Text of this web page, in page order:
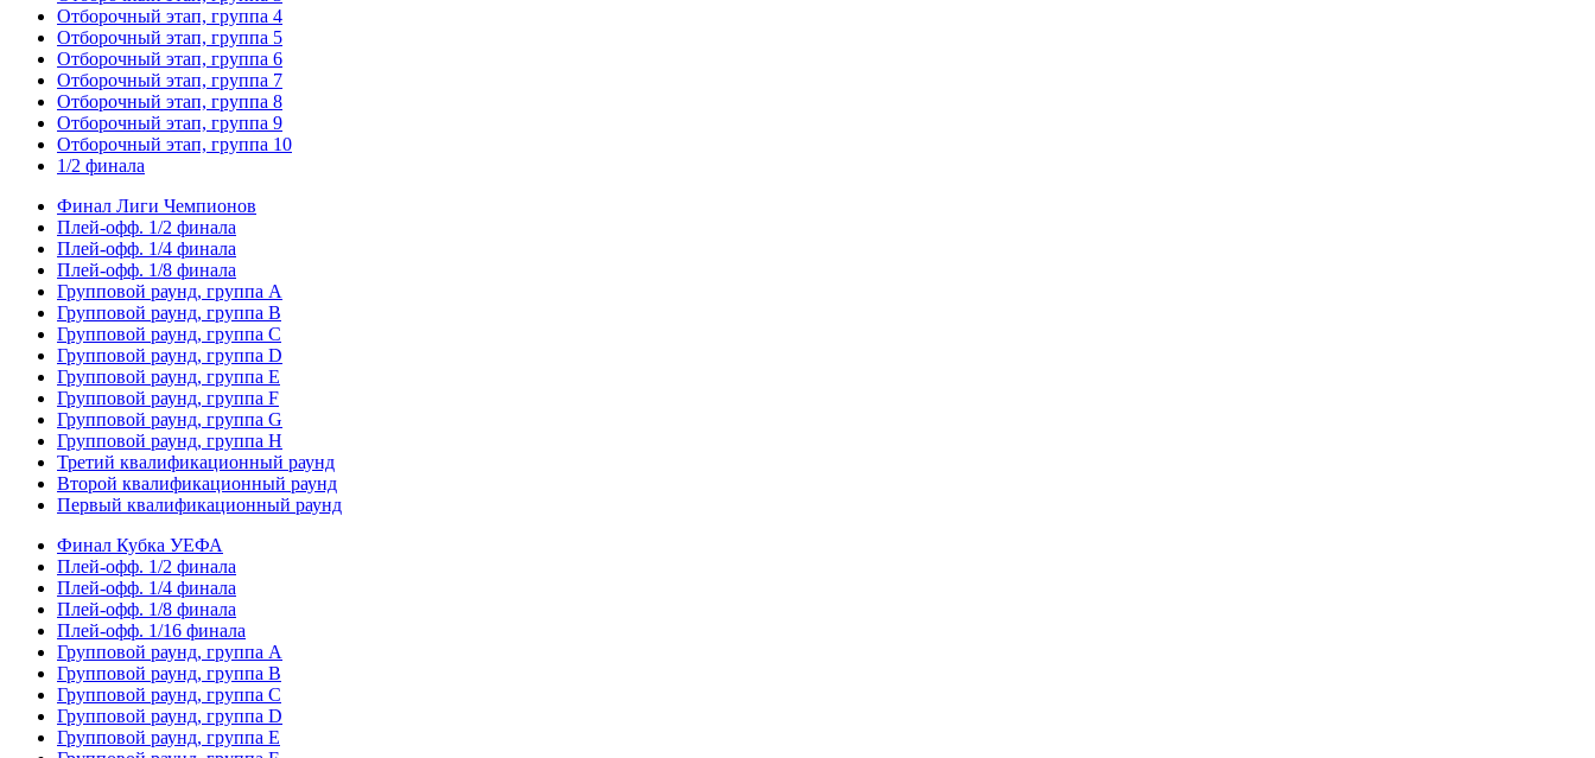
Отборочный этап, группа 4
Отборочный этап, группа 5
Отборочный этап, группа 6
Отборочный этап, группа 7
Отборочный этап, группа 8
Отборочный этап, группа 9
Отборочный этап, группа 10
1/2 финала
Финал Лиги Чемпионов
Плей-офф. 1/2 финала
Плей-офф. 1/4 финала
Плей-офф. 1/8 финала
Групповой раунд, группа А
Групповой раунд, группа B
Групповой раунд, группа C
Групповой раунд, группа D
Групповой раунд, группа E
Групповой раунд, группа F
Групповой раунд, группа G
Групповой раунд, группа H
Третий квалификационный раунд
Второй квалификационный раунд
Первый квалификационный раунд
Финал Кубка УЕФА
Плей-офф. 1/2 финала
Плей-офф. 1/4 финала
Плей-офф. 1/8 финала
Плей-офф. 1/16 финала
Групповой раунд, группа A
Групповой раунд, группа B
Групповой раунд, группа C
Групповой раунд, группа D
Групповой раунд, группа E